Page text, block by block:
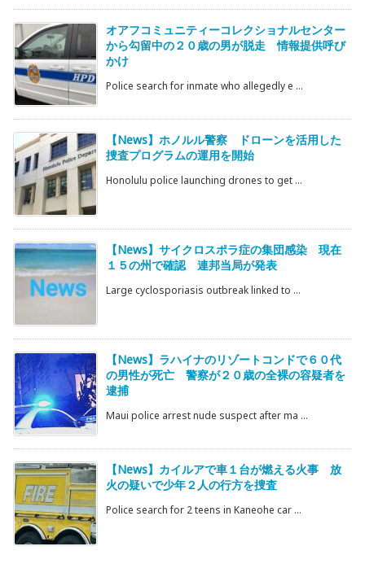
オアフコミュニティーコレクショナルセンター
から勾留中の２０歳の男が脱走 情報提供呼び
かけ
Police search for inmate who allegedly e ...
【News】ホノルル警察 ドローンを活用した
捜査プログラムの運用を開始
Honolulu police launching drones to get ...
【News】サイクロスポラ症の集団感染 現在
１５の州で確認 連邦当局が発表
Large cyclosporiasis outbreak linked to ...
【News】ラハイナのリゾートコンドで６０代
の男性が死亡 警察が２０歳の全裸の容疑者を
逮捕
Maui police arrest nude suspect after ma ...
【News】カイルアで車１台が燃える火事 放
火の疑いで少年２人の行方を捜査
Police search for 2 teens in Kaneohe car ...